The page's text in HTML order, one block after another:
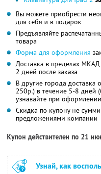
Вы можете приобрести
для себя и в подарок
Предъявляйте
товара
Форма для оформления
Доставка в пределах МКАД
2 дней после заказа
В другие города доставка
250р.) в течение 5-8
узнавайте при оформлении
Скидка по купону не
предложениями компании
Купон действителен по 21
Узнай, как